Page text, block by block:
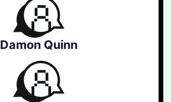
Damon Quinn